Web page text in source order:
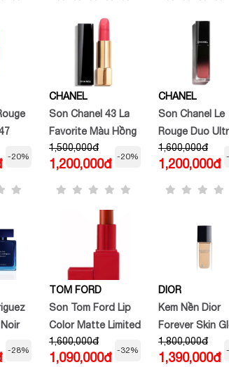
Đỏ
-20%
CHANEL
Son Chanel 43 La
Favorite Màu Hồng
Cam
1,500,000đ
1,200,000đ
-20%
CHANEL
Son Chanel Le
Rouge Duo
Tenue màu 65
Imperturbable
cam đào
1,600,000đ
1,200,000đ
-28%
TOM FORD
Son Tom Ford Lip
Color Matte Limited
Edition 16 Scarlet
Rouge Vỏ Đỏ
1,600,000đ
1,090,000đ
-32%
DIOR
Kem Nền Dior
Forever Skin
1,800,000đ
1,390,000đ